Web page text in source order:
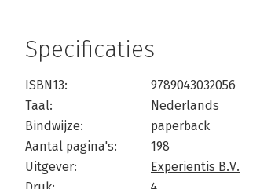
Specificaties
ISBN13:
9789043032056
Taal:
Nederlands
Bindwijze:
paperback
Aantal pagina's:
198
Uitgever:
Experientis B.V.